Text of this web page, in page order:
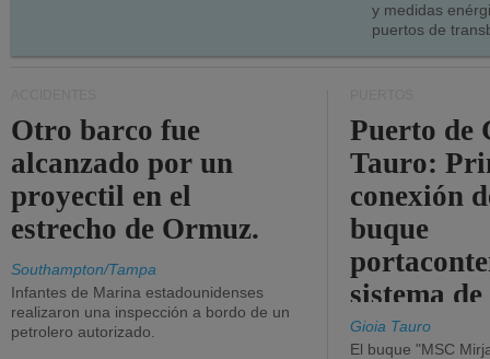
y medidas
puertos de
Otro barco fue
alcanzado por un
proyectil en el
estrecho de Ormuz.
Southampton/Tampa
Infantes de Marina estadounidenses
realizaron una inspección a bordo de un
petrolero autorizado.
Puerto de
Tauro:
conexión
buque
sistema
la red
Gioia Tauro
El buque "MSC